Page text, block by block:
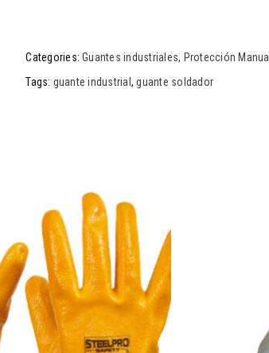
Categories: Guantes industriales, Protección Manual
Tags: guante industrial ,guante soldador